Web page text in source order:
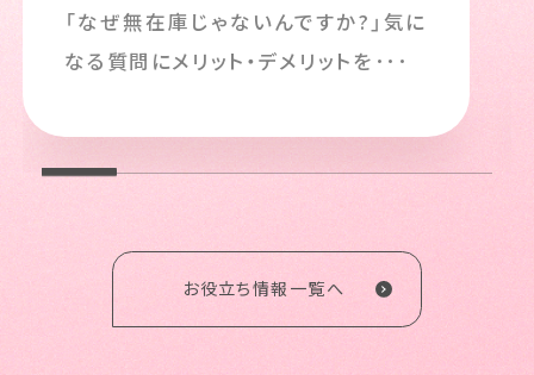
「なぜ無在庫じゃないんですか?」気に
なる質問にメリット・デメリットを･･･
お役立ち情報一覧へ